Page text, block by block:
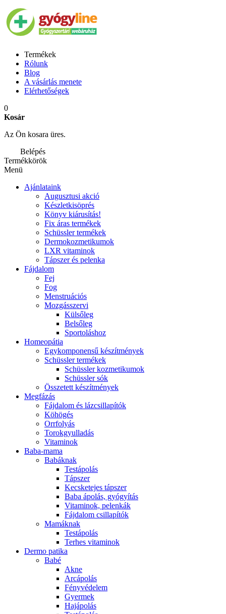
Termékek
Rólunk
Blog
A vásárlás menete
Elérhetőségek
0
Kosár
Az Ön kosara üres.
Belépés
Termékkörök
Menü
Ajánlataink
Augusztusi akció
Készletkisöprés
Könyv kiárusítás!
Fix áras termékek
Schüssler termékek
Dermokozmetikumok
LXR vitaminok
Tápszer és pelenka
Fájdalom
Fej
Fog
Menstruációs
Mozgásszervi
Külsőleg
Belsőleg
Sportoláshoz
Homeopátia
Egykomponensű készítmények
Schüssler termékek
Schüssler kozmetikumok
Schüssler sók
Összetett készítmények
Megfázás
Fájdalom és lázcsillapítók
Köhögés
Orrfolyás
Torokgyulladás
Vitaminok
Baba-mama
Babáknak
Testápolás
Tápszer
Kecsketejes tápszer
Baba ápolás, gyógyítás
Vitaminok, pelenkák
Fájdalom csillapítók
Mamáknak
Testápolás
Terhes vitaminok
Dermo patika
Babé
Akne
Arcápolás
Fényvédelem
Gyermek
Hajápolás